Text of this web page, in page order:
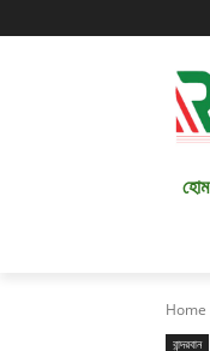
হোম
Home
বান্দরবান